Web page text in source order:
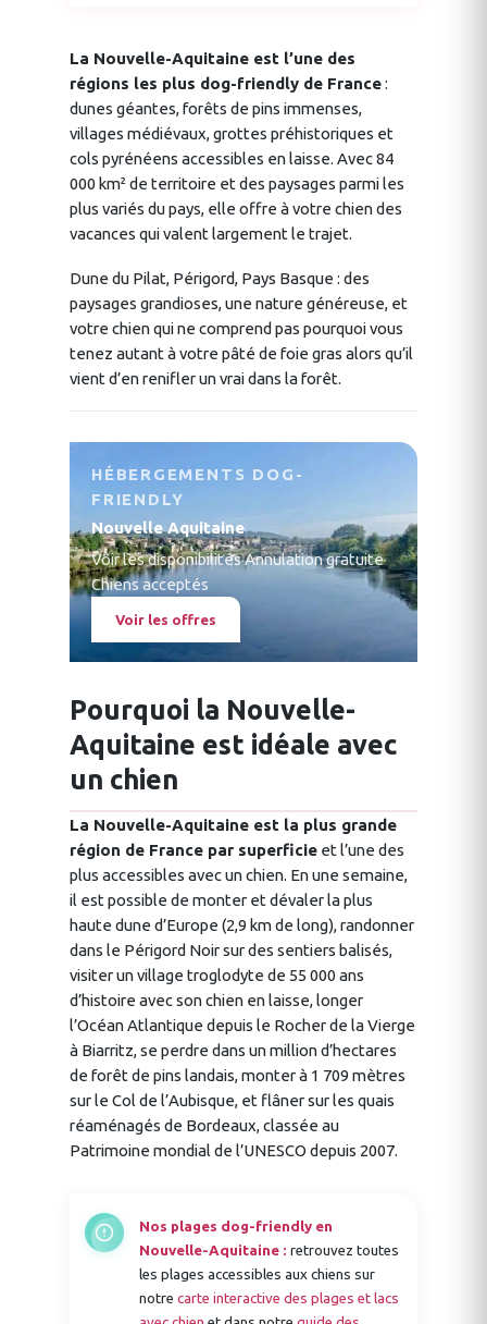
La Nouvelle-Aquitaine est l’une des
régions les plus dog-friendly de France:
dunes géantes, forêts de pins immenses,
villages médiévaux, grottes préhistoriques et
cols pyrénéens accessibles en laisse. Avec 84
000 km² de territoire et des paysages parmi les
plus variés du pays, elle offre à votre chien des
vacances qui valent largement le trajet.
Dune du Pilat, Périgord, Pays Basque : des
paysages grandioses, une nature généreuse, et
votre chien qui ne comprend pas pourquoi vous
tenez autant à votre pâté de foie gras alors qu’il
vient d’en renifler un vrai dans la forêt.
HÉBERGEMENTS DOG-
FRIENDLY
Nouvelle Aquitaine
Voir les disponibilités·Annulation gratuite·
Chiens acceptés
Voir les offres
Pourquoi la Nouvelle-
Aquitaine est idéale avec
un chien
La Nouvelle-Aquitaine est la plus grande
région de France par superficie et l’une des
plus accessibles avec un chien. En une semaine,
il est possible de monter et dévaler la plus
haute dune d’Europe (2,9 km de long), randonner
dans le Périgord Noir sur des sentiers balisés,
visiter un village troglodyte de 55 000 ans
d’histoire avec son chien en laisse, longer
l’Océan Atlantique depuis le Rocher de la Vierge
à Biarritz, se perdre dans un million d’hectares
de forêt de pins landais, monter à 1 709 mètres
sur le Col de l’Aubisque, et flâner sur les quais
réaménagés de Bordeaux, classée au
Patrimoine mondial de l’UNESCO depuis 2007.
Nos plages dog-friendly en
Nouvelle-Aquitaine : retrouvez toutes
les plages accessibles aux chiens sur
notre carte interactive des plages et lacs